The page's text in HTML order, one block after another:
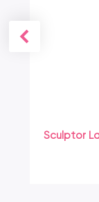
Sculptor